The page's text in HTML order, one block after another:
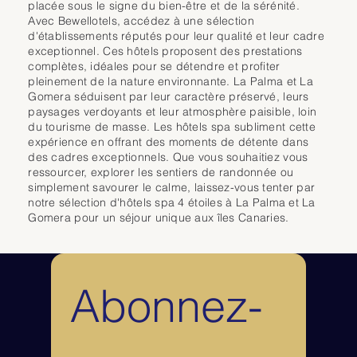
accès à des infrastructures complètes, l’Esencia de La Palma by
Princess est une adresse idéale pour un séjour à La Palma alliant
nature, bien-être et sérénité dans un cadre spectaculaire face à
l’océan.
originale avec sauna, hammam, espaces de relaxation et soins
personnalisés. Dans cet environnement naturel, les clients peuvent
profiter d’une véritable parenthèse de détente, bercée par le climat
doux de La Gomera.
Les chambres et suites, réparties dans des bungalows entourés de
jardins, disposent toutes d’une terrasse privée avec vue sur la mer, les
piscines ou la végétation. Confortables et lumineuses, elles offrent un
cadre idéal pour se ressourcer dans une ambiance calme et
authentique.
L’hôtel propose plusieurs piscines extérieures, dont une piscine d’eau
de mer située au célèbre Beach Club Laurel, accessible par ascenseur
en bord de falaise. Cet espace unique permet de profiter d’une
expérience balnéaire exceptionnelle face à l’océan.
Côté activités, le resort dispose d’une offre complète incluant salle de
fitness, yoga, tennis, randonnée et accès au parcours de golf Tecina
cuisine locale et internationale, mettant en valeur des produits issus
Le Hotel Jardin Tecina est une adresse idéale à La Gomera pour un
séjour alliant nature, bien-être et activités, dans un cadre préservé
offrant une expérience différente des grandes stations balnéaires des
placée sous le signe du bien-être et de la sérénité.
Avec Bewellotels, accédez à une sélection
d'établissements réputés pour leur qualité et leur cadre
exceptionnel. Ces hôtels proposent des prestations
complètes, idéales pour se détendre et profiter
pleinement de la nature environnante. La Palma et La
Gomera séduisent par leur caractère préservé, leurs
paysages verdoyants et leur atmosphère paisible, loin
du tourisme de masse. Les hôtels spa subliment cette
expérience en offrant des moments de détente dans
des cadres exceptionnels. Que vous souhaitiez vous
ressourcer, explorer les sentiers de randonnée ou
simplement savourer le calme, laissez-vous tenter par
notre sélection d'hôtels spa 4 étoiles à La Palma et La
Gomera pour un séjour unique aux îles Canaries.
Abonnez-